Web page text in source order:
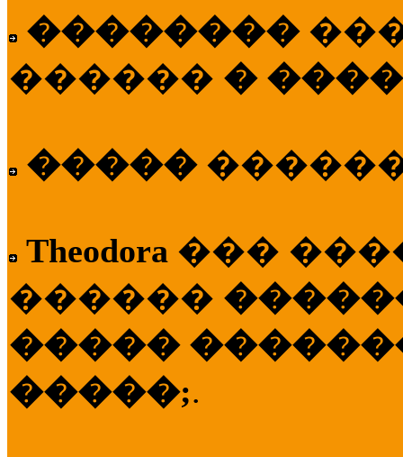
��������
������ �
�����
Theodora ���
������
�����
�����;.